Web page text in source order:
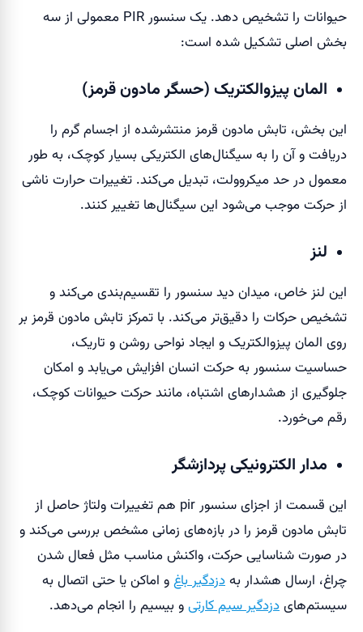
حیوانات را تشخیص دهد. یک سنسور PIR معمولی از سه
بخش اصلی تشکیل شده است:
المان پیزوالکتریک (حسگر مادون قرمز)
این بخش، تابش مادون قرمز منتشرشده از اجسام گرم را
دریافت و آن را به سیگنال‌های الکتریکی بسیار کوچک، به طور
معمول در حد میکروولت، تبدیل می‌کند. تغییرات حرارت ناشی
از حرکت موجب می‌شود این سیگنال‌ها تغییر کنند.
لنز
این لنز خاص، میدان دید سنسور را تقسیم‌بندی می‌کند و
تشخیص حرکات را دقیق‌تر می‌کند. با تمرکز تابش مادون قرمز بر
روی المان پیزوالکتریک و ایجاد نواحی روشن و تاریک،
حساسیت سنسور به حرکت انسان افزایش می‌یابد و امکان
جلوگیری از هشدارهای اشتباه، مانند حرکت حیوانات کوچک،
رقم می‌خورد.
مدار الکترونیکی پردازشگر
این قسمت از اجزای سنسور pir هم تغییرات ولتاژ حاصل از
تابش مادون قرمز را در بازه‌های زمانی مشخص بررسی می‌کند و
در صورت شناسایی حرکت، واکنش مناسب مثل فعال شدن
چراغ، ارسال هشدار بهدزدگیر باغو اماکن یا حتی اتصال به
سیستم‌هایدزدگیر سیم کارتیو بیسیم را انجام می‌دهد.